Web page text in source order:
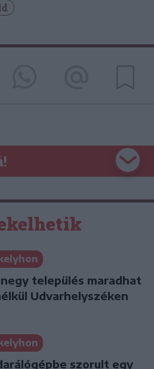
település maradhat
Udvarhelyszéken
szorult egy